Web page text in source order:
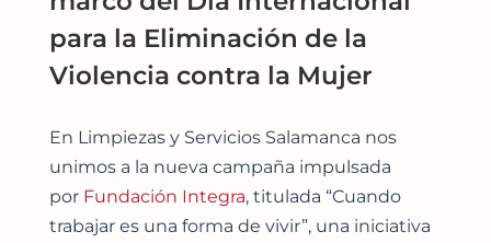
para la Eliminación de la
Violencia contra la Mujer
En Limpiezas y Servicios Salamanca nos
unimos a la nueva campaña impulsada
por Fundación Integra, titulada “Cuando
trabajar es una forma de vivir”, una iniciativa